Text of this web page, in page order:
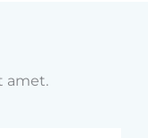
amet.